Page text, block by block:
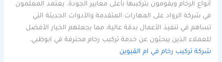
أنواع الرخام ويقومون بتركيبها بأعلى معايير الجودة. يعتمد المعلمون
في شركة الرواد على المهارات المتقدمة والأدوات الحديثة التي
تساهم في تنفيذ الأعمال بدقة عالية، مما يجعلهم الخيار الأفضل
للعملاء الذين يبحثون عن خدمة تركيب رخام محترفة في ابوظبي.
شركة تركيب رخام في ام القيوين